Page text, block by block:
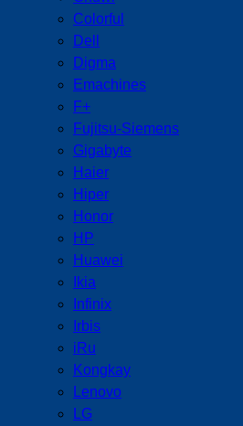
Colorful
Dell
Digma
Emachines
F+
Fujitsu-Siemens
Gigabyte
Haier
Hiper
Honor
HP
Huawei
Ikia
Infinix
Irbis
iRu
Kongkay
Lenovo
LG